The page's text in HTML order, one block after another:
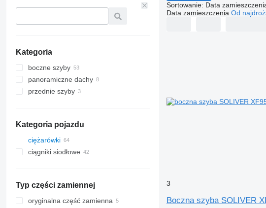
Kategoria
boczne szyby
panoramiczne dachy
przednie szyby
Kategoria pojazdu
ciężarówki
ciągniki siodłowe
Typ części zamiennej
oryginalna część zamienna
Sortowanie: Data
Data zamieszczenia Od
3
Boczna szyba SOLIVER